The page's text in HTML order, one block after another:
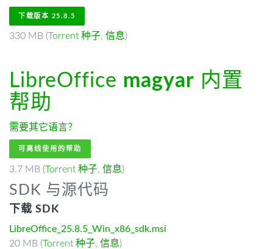
下载版本 25.8.5
330 MB (Torrent 种子, 信息)
LibreOffice magyar 内置
帮助
需要其它语言？
可离线使用的帮助
3.7 MB (Torrent 种子, 信息)
SDK 与源代码
下载 SDK
LibreOffice_25.8.5_Win_x86_sdk.msi
20 MB (Torrent 种子, 信息)